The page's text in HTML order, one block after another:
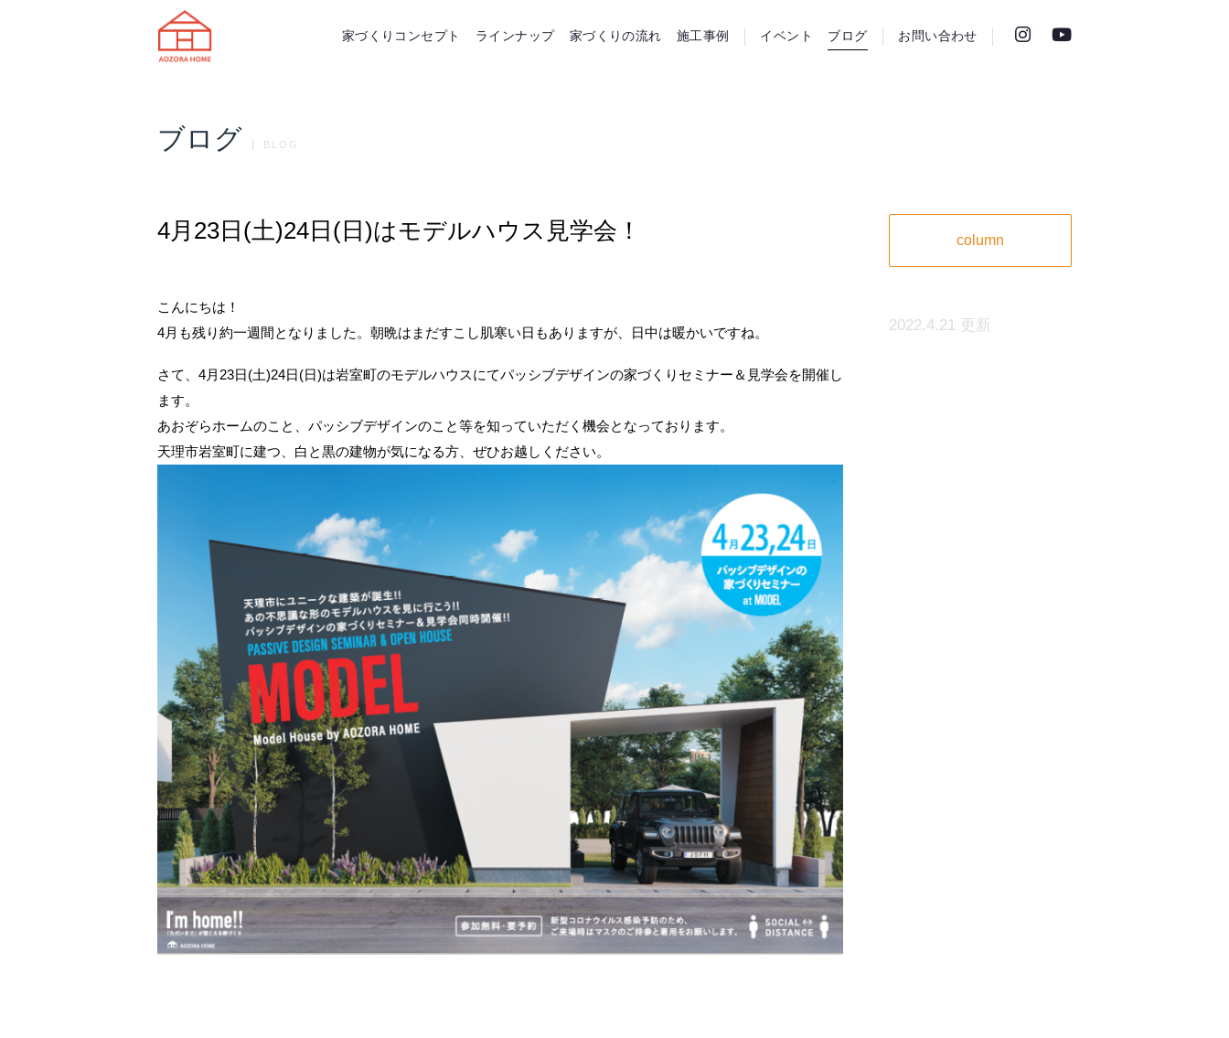
家づくりコンセプト
ラインナップ 家づくりの流れ 施工事例 イベント ブログ お問い合わせ
ブログ BLOG
4月23日(土)24日(日)はモデルハウス見学会！
こんにちは！
4月も残り約一週間となりました。朝晩はまだすこし肌寒い日もありますが、日中は暖かいですね。
さて、4月23日(土)24日(日)は岩室町のモデルハウスにてパッシブデザインの家づくりセミナー＆見学会を開催し
ます。
あおぞらホームのこと、パッシブデザインのこと等を知っていただく機会となっております。
天理市岩室町に建つ、白と黒の建物が気になる方、ぜひお越しください。
column
2022.4.21 更新